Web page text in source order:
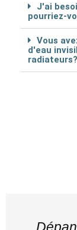
J'ai
pourriez-
Vous
d'eau
radiateurs?